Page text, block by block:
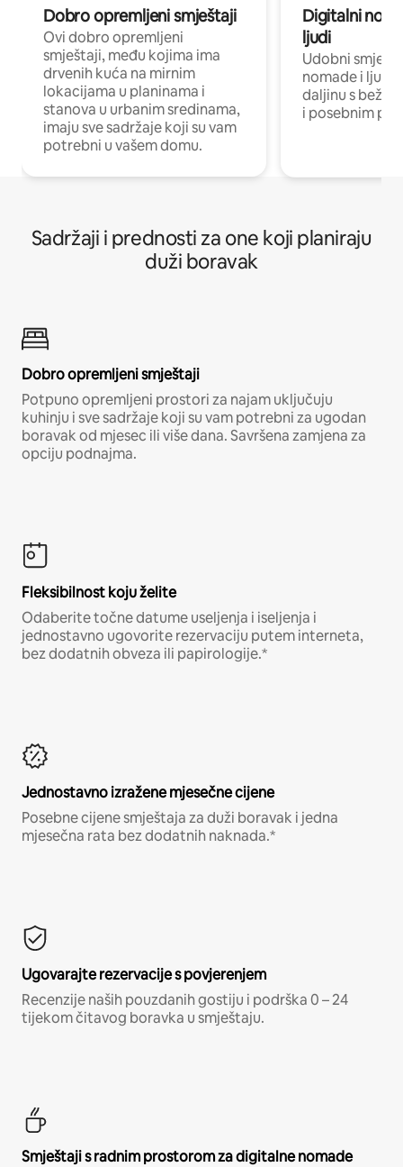
Dobro opremljeni smještaji
Ovi dobro opremljeni
smještaji, među kojima ima
drvenih kuća na mirnim
lokacijama u planinama i
stanova u urbanim sredinama,
imaju sve sadržaje koji su vam
potrebni u vašem domu.
Digitalni
ljudi
Udobni
nomade i ljude
daljinu s
i posebnim
Sadržaji i prednosti za one koji planiraju
duži boravak
Dobro opremljeni smještaji
Potpuno opremljeni prostori za najam uključuju
kuhinju i sve sadržaje koji su vam potrebni za ugodan
boravak od mjesec ili više dana. Savršena zamjena za
opciju podnajma.
Fleksibilnost koju želite
Odaberite točne datume useljenja i iseljenja i
jednostavno ugovorite rezervaciju putem interneta,
bez dodatnih obveza ili papirologije.*
Jednostavno izražene mjesečne cijene
Posebne cijene smještaja za duži boravak i jedna
mjesečna rata bez dodatnih naknada.*
Ugovarajte rezervacije s povjerenjem
Recenzije naših pouzdanih gostiju i podrška 0 – 24
tijekom čitavog boravka u smještaju.
Smještaji s radnim prostorom za digitalne nomade